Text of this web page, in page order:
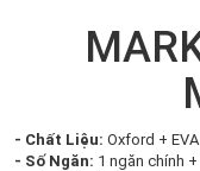
- Chất Liệu: Oxford + EVA
- Số Ngăn: 1 ngăn chính